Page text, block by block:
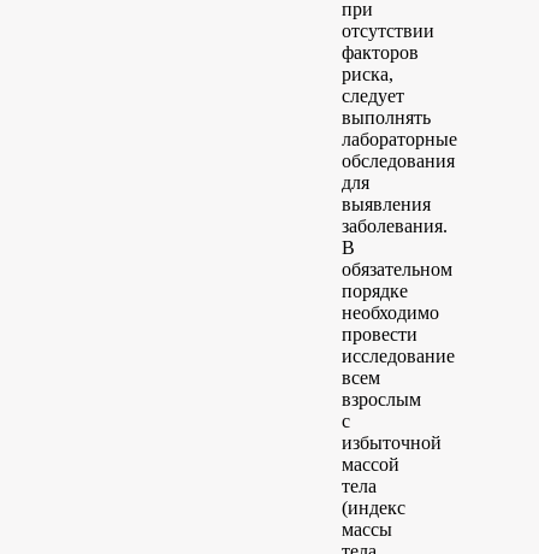
при
отсутствии
факторов
риска,
следует
выполнять
лабораторные
обследования
для
выявления
заболевания.
В
обязательном
порядке
необходимо
провести
исследование
всем
взрослым
с
избыточной
массой
тела
(индекс
массы